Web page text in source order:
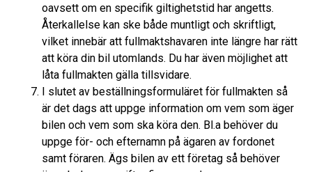
oavsett om en specifik giltighetstid har angetts.
Återkallelse kan ske både muntligt och skriftligt,
vilket innebär att fullmaktshavaren inte längre har rätt
att köra din bil utomlands. Du har även möjlighet att
låta fullmakten gälla tillsvidare.
I slutet av beställningsformuläret för fullmakten så
är det dags att uppge information om vem som äger
bilen och vem som ska köra den. Bl.a behöver du
uppge för- och efternamn på ägaren av fordonet
samt föraren. Ägs bilen av ett företag så behöver